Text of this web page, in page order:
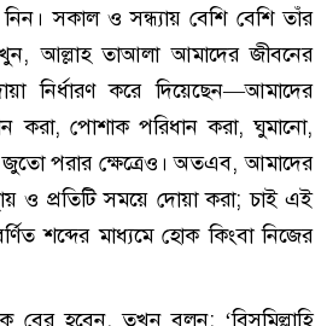
সকাল ও সন্ধ্যায় বেশি বেশি তাঁর
আল্লাহ তাআলা আমাদের জীবনের
নির্ধারণ করে দিয়েছেন—আমাদের
করা, পোশাক পরিধান করা, ঘুমানো,
পরার ক্ষেত্রেও। অতএব, আমাদের
ও প্রতিটি সময়ে দোয়া করা; চাই এই
শব্দের মাধ্যমে হোক কিংবা নিজের
বের হবেন, তখন বলুন: ‘বিসমিল্লাহি